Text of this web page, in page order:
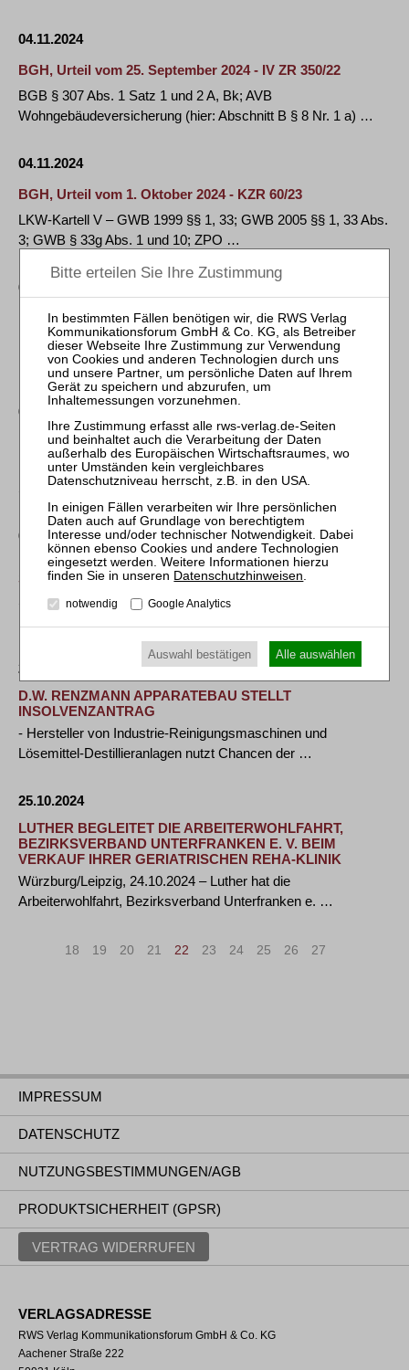
04.11.2024
BGH, Urteil vom 25. September 2024 - IV ZR 350/22
BGB § 307 Abs. 1 Satz 1 und 2 A, Bk; AVB
Wohngebäudeversicherung (hier: Abschnitt B § 8 Nr. 1 a) …
04.11.2024
BGH, Urteil vom 1. Oktober 2024 - KZR 60/23
LKW-Kartell V – GWB 1999 §§ 1, 33; GWB 2005 §§ 1, 33 Abs.
3; GWB § 33g Abs. 1 und 10; ZPO …
04.11.2024
BGH, Urteil vom 8. Oktober 2024 - VI ZR 250/22
BGB § 842, StVG § 11 – Der Geschädigte kann einen adäquat
kausal unfallbedingten und nach …
04.11.2024
BGH, Urteil vom 23. Oktober 2024 - I ZR 112/23
Manhattan Bridge – UrhG § 15 Abs. 1 Nr. 1, Abs. 2 Satz 1,
Satz 2 Nr. 2, § 16, § 19a; …
04.11.2024
INVESTORENSUCHE FÜR BLECH- &
STAHLVERARBEITER JOHANN LUNG GESTARTET
Strukturierter Bieterprozess im Auftrag des vorläufigen
29.10.2024
D.W. RENZMANN APPARATEBAU STELLT
INSOLVENZANTRAG
- Hersteller von Industrie-Reinigungsmaschinen und
Lösemittel-Destillieranlagen nutzt Chancen der …
25.10.2024
LUTHER BEGLEITET DIE ARBEITERWOHLFAHRT,
BEZIRKSVERBAND UNTERFRANKEN E. V. BEIM
VERKAUF IHRER GERIATRISCHEN REHA-KLINIK
Würzburg/Leipzig, 24.10.2024 – Luther hat die
Arbeiterwohlfahrt, Bezirksverband Unterfranken e. …
18 19 20 21 22 23 24 25 26 27
IMPRESSUM
DATENSCHUTZ
NUTZUNGSBESTIMMUNGEN/AGB
PRODUKTSICHERHEIT (GPSR)
VERTRAG WIDERRUFEN
VERLAGSADRESSE
RWS Verlag Kommunikationsforum GmbH & Co. KG
Aachener Straße 222
Datenschutzhinweisen
notwendig Google Analytics
Auswahl bestätigen Alle auswählen